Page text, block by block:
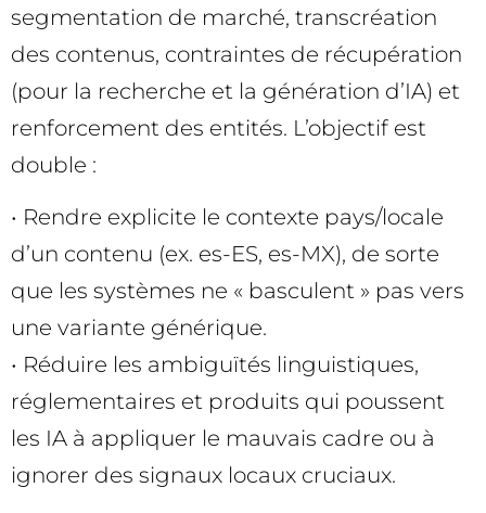
segmentation de marché, transcréation
des contenus, contraintes de récupération
(pour la recherche et la génération d’IA) et
renforcement des entités. L’objectif est
double :
• Rendre explicite le contexte pays/locale
d’un contenu (ex. es-ES, es-MX), de sorte
que les systèmes ne « basculent » pas vers
une variante générique.
• Réduire les ambiguïtés linguistiques,
réglementaires et produits qui poussent
les IA à appliquer le mauvais cadre ou à
ignorer des signaux locaux cruciaux.